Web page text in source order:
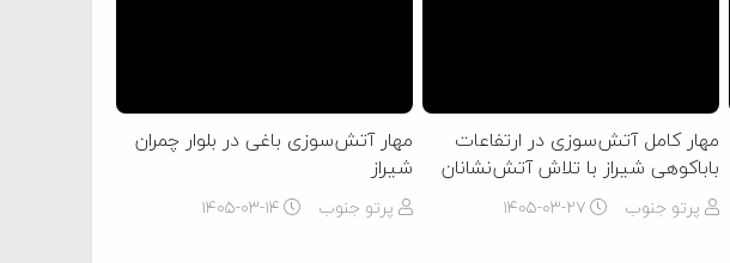
مهار کامل آتش‌سوزی در ارتفاعات
باباکوهی شیراز با تلاش آتش‌نشانان
پرتو جنوب ۱۴۰۵-۰۳-۲۷
مهار آتش‌سوزی باغی در بلوار چمران
شیراز
پرتو جنوب ۱۴۰۵-۰۳-۱۴